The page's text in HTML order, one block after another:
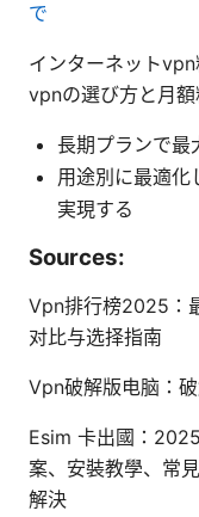
で
インターネット
vpnの選び方と月
長期プランで最
用途別に最適化
実現する
Sources:
Vpn排行榜2025：
对比与选择指南
Vpn破解版电脑：
Esim 卡出國：
案、安裝教學、常
解決